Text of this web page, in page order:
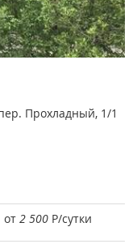
Прохладный, 1/1
от 2 500 Р/сутки